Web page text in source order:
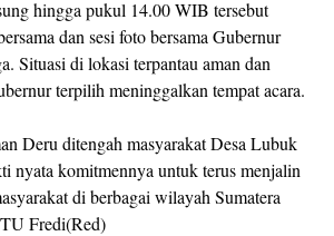
hingga pukul 14.00 WIB tersebut
dan sesi foto bersama Gubernur
Situasi di lokasi terpantau aman dan
terpilih meninggalkan tempat acara.
Deru ditengah masyarakat Desa Lubuk
nyata komitmennya untuk terus menjalin
di berbagai wilayah Sumatera
Fredi(Red)